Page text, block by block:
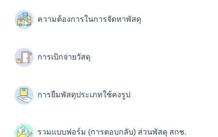
ความต้องการในการจัดหาพัสดุ
การเบิกจ่ายวัสดุ
การยืมพัสดุประเภทใช้คงรูป
รวมแบบฟอร์ม (การตอบกลับ) ส่วนพัสดุ สกช.